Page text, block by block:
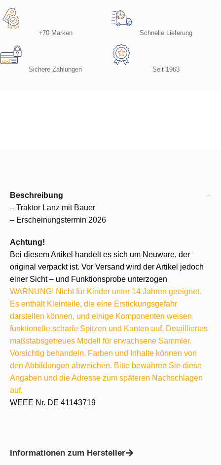
+70 Marken Schnelle Lieferung
Sichere Zahlungen Seit 1963
Beschreibung
– Traktor Lanz mit Bauer
– Erscheinungstermin 2026
Achtung!
Bei diesem Artikel handelt es sich um Neuware, der
original verpackt ist. Vor Versand wird der Artikel jedoch
einer Sicht – und Funktionsprobe unterzogen
WARNUNG! Nicht für Kinder unter 14 Jahren geeignet.
Es enthält Kleinteile, die eine Erstickungsgefahr
darstellen können, und einige Komponenten weisen
funktionelle scharfe Spitzen und Kanten auf. Detailliertes
maßstabsgetreues Modell für erwachsene Sammler.
Vorsichtig behandeln. Farben und Inhalte können von
den Abbildungen abweichen. Bitte bewahren Sie diese
Angaben und die Adresse zum späteren Nachschlagen
auf.
WEEE Nr. DE 41143719
Informationen zum Hersteller